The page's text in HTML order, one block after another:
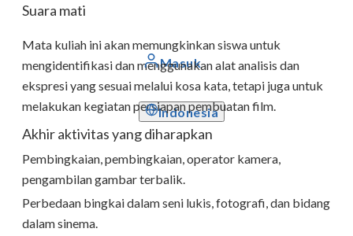
Masuk
Indonesia
Suara mati
Mata kuliah ini akan memungkinkan siswa untuk
mengidentifikasi dan menggunakan alat analisis dan
ekspresi yang sesuai melalui kosa kata, tetapi juga untuk
melakukan kegiatan persiapan pembuatan film.
Akhir aktivitas yang diharapkan
Pembingkaian, pembingkaian, operator kamera,
pengambilan gambar terbalik.
Perbedaan bingkai dalam seni lukis, fotografi, dan bidang
dalam sinema.